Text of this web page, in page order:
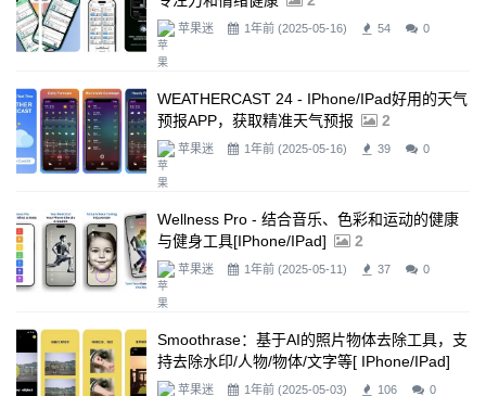
苹果迷 1年前 (2025-05-16) 54 0
WEATHERCAST 24 - IPhone/iPad好用的天气
预报APP，获取精准天气预报
2
苹果迷 1年前 (2025-05-16) 39 0
Wellness Pro - 结合音乐、色彩和运动的健康
与健身工具[iPhone/iPad]
2
苹果迷 1年前 (2025-05-11) 37 0
Smoothrase：基于AI的照片物体去除工具，支
持去除水印/人物/物体/文字等[ IPhone/iPad]
2
苹果迷 1年前 (2025-05-03) 106 0